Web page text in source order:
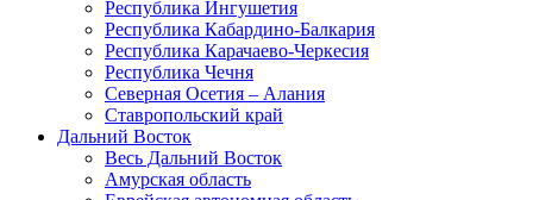
Республика Ингушетия
Республика Кабардино-Балкария
Республика Карачаево-Черкесия
Республика Чечня
Северная Осетия – Алания
Ставропольский край
Дальний Восток
Весь Дальний Восток
Амурская область